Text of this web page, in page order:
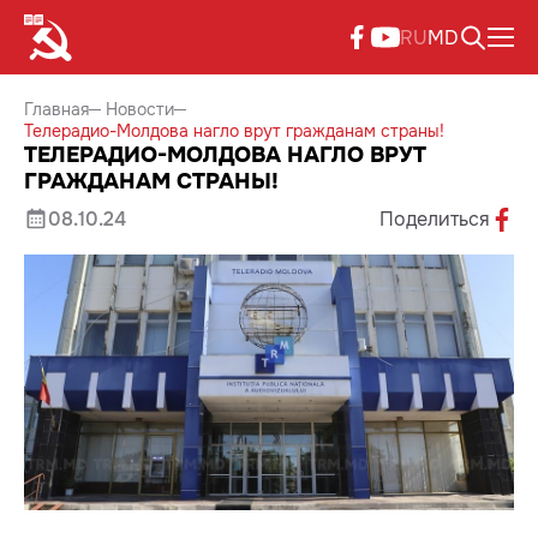
RUMD
Главная
Новости
Телерадио-Молдова нагло врут гражданам страны!
ТЕЛЕРАДИО-МОЛДОВА НАГЛО ВРУТ
ГРАЖДАНАМ СТРАНЫ!
08.10.24 Поделиться